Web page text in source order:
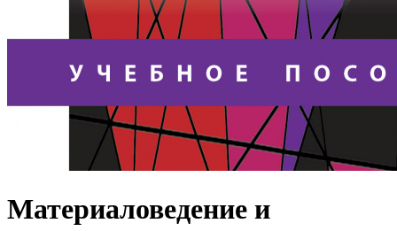
Материаловедение и